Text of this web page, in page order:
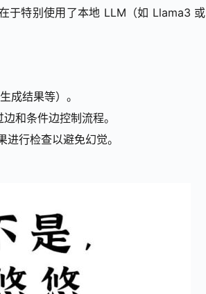
于特别使用了本地 LLM（如 Llama3 或
成结果等）。
和条件边控制流程。
行检查以避免幻觉。